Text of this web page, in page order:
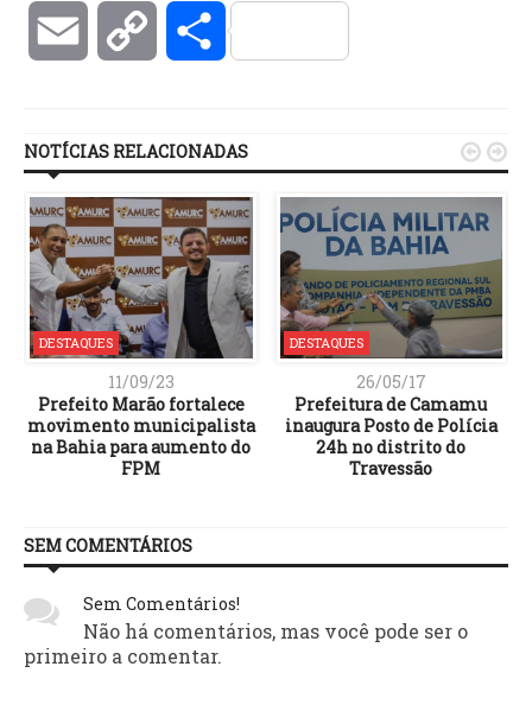
Email Copy Compartilhar
NOTÍCIAS RELACIONADAS
DESTAQUES
11/09/23
Prefeito Marão fortalece
movimento municipalista
na Bahia para aumento do
FPM
DESTAQUES
26/05/17
Prefeitura de Camamu
inaugura Posto de Polícia
24h no distrito do
Travessão
 
SEM COMENTÁRIOS
Sem Comentários!
Não há comentários, mas você pode ser o
primeiro a comentar.